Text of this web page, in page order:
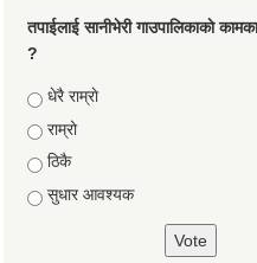
तपाईलाई सानीभेरी गाउपालिकाकाे
?
Choices
धेरै राम्राे
राम्रो
ठिकै
सुधार आवश्यक